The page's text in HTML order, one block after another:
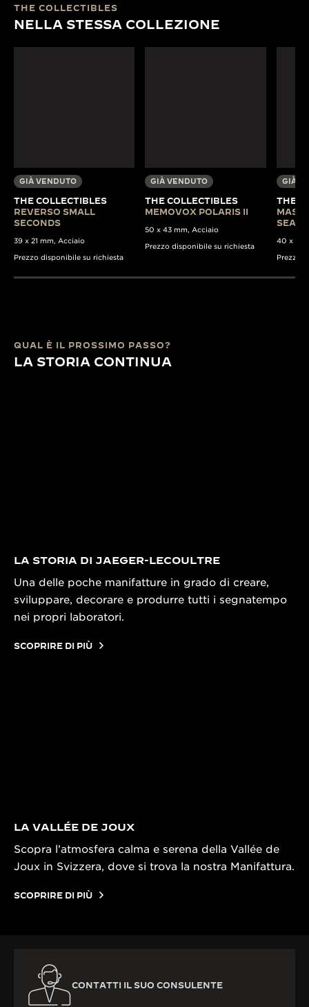
THE COLLECTIBLES
NELLA STESSA COLLEZIONE
GIÀ VENDUTO
THE COLLECTIBLES
REVERSO SMALL
SECONDS
39 x 21 mm, Acciaio
Prezzo disponibile su richiesta
GIÀ VENDUTO
THE COLLECTIBLES
MEMOVOX POLARIS II
50 x 43 mm, Acciaio
Prezzo disponibile su richiesta
GIÀ
THE
SEA
40 x 37
Prezzo
QUAL È IL PROSSIMO PASSO?
LA STORIA CONTINUA
LA STORIA DI JAEGER-LECOULTRE
Una delle poche manifatture in grado di creare,
sviluppare, decorare e produrre tutti i segnatempo
nei propri laboratori.
SCOPRIRE DI PIÙ
LA VALLÉE DE JOUX
Scopra l’atmosfera calma e serena della Vallée de
Joux in Svizzera, dove si trova la nostra Manifattura.
SCOPRIRE DI PIÙ
CONTATTI IL SUO CONSULENTE